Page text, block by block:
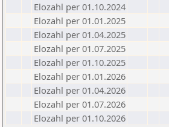
Elozahl per 01.10.2024
Elozahl per 01.01.2025
Elozahl per 01.04.2025
Elozahl per 01.07.2025
Elozahl per 01.10.2025
Elozahl per 01.01.2026
Elozahl per 01.04.2026
Elozahl per 01.07.2026
Elozahl per 01.10.2026